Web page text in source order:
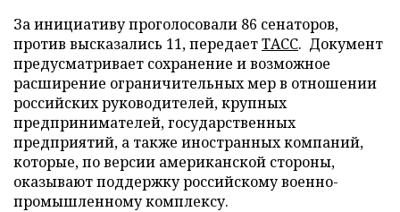
За инициативу проголосовали 86 сенаторов,
против высказались 11, передаетТАСС. Документ
предусматривает сохранение и возможное
расширение ограничительных мер в отношении
российских руководителей, крупных
предпринимателей, государственных
предприятий, а также иностранных компаний,
которые, по версии американской стороны,
оказывают поддержку российскому военно-
промышленному комплексу.